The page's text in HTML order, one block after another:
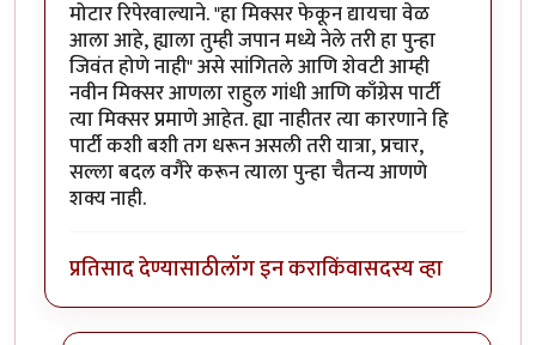
मोटार रिपेरवाल्याने. "हा मिक्सर फेकून द्यायचा वेळ
आला आहे, ह्याला तुम्ही जपान मध्ये नेले तरी हा पुन्हा
जिवंत होणे नाही" असे सांगितले आणि शेवटी आम्ही
नवीन मिक्सर आणला राहुल गांधी आणि काँग्रेस पार्टी
त्या मिक्सर प्रमाणे आहेत. ह्या नाहीतर त्या कारणाने हि
पार्टी कशी बशी तग धरून असली तरी यात्रा, प्रचार,
सल्ला बदल वगैरे करून त्याला पुन्हा चैतन्य आणणे
शक्य नाही.
प्रतिसाद देण्यासाठीलॉग इन कराकिंवासदस्य व्हा